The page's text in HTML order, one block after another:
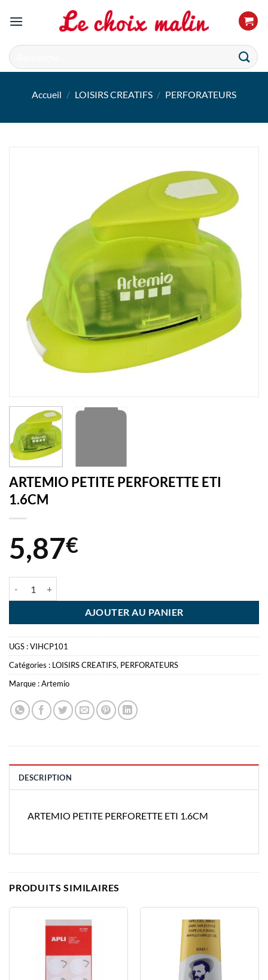
Recherche
pour :
Accueil / LOISIRS CREATIFS / PERFORATEURS
ARTEMIO PETITE PERFORETTE ETI
1.6CM
5,87€
AJOUTER AU PANIER
UGS :VIHCP101
Catégories : LOISIRS CREATIFS, PERFORATEURS
Marque :Artemio
DESCRIPTION
ARTEMIO PETITE PERFORETTE ETI 1.6CM
PRODUITS SIMILAIRES